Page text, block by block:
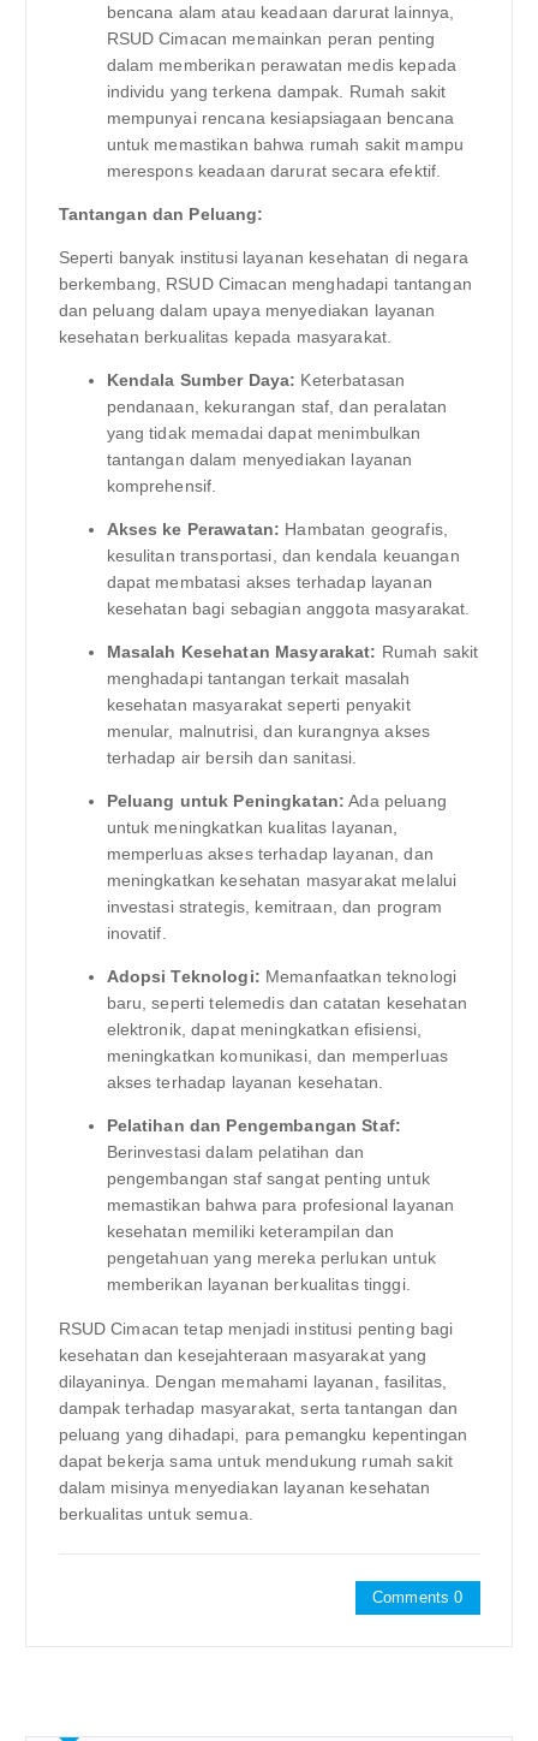
bencana alam atau keadaan darurat lainnya,
RSUD Cimacan memainkan peran penting
dalam memberikan perawatan medis kepada
individu yang terkena dampak. Rumah sakit
mempunyai rencana kesiapsiagaan bencana
untuk memastikan bahwa rumah sakit mampu
merespons keadaan darurat secara efektif.
Tantangan dan Peluang:
Seperti banyak institusi layanan kesehatan di negara
berkembang, RSUD Cimacan menghadapi tantangan
dan peluang dalam upaya menyediakan layanan
kesehatan berkualitas kepada masyarakat.
Kendala Sumber Daya: Keterbatasan
pendanaan, kekurangan staf, dan peralatan
yang tidak memadai dapat menimbulkan
tantangan dalam menyediakan layanan
komprehensif.
Akses ke Perawatan: Hambatan geografis,
kesulitan transportasi, dan kendala keuangan
dapat membatasi akses terhadap layanan
kesehatan bagi sebagian anggota masyarakat.
Masalah Kesehatan Masyarakat: Rumah sakit
menghadapi tantangan terkait masalah
kesehatan masyarakat seperti penyakit
menular, malnutrisi, dan kurangnya akses
terhadap air bersih dan sanitasi.
Peluang untuk Peningkatan: Ada peluang
untuk meningkatkan kualitas layanan,
memperluas akses terhadap layanan, dan
meningkatkan kesehatan masyarakat melalui
investasi strategis, kemitraan, dan program
inovatif.
Adopsi Teknologi: Memanfaatkan teknologi
baru, seperti telemedis dan catatan kesehatan
elektronik, dapat meningkatkan efisiensi,
meningkatkan komunikasi, dan memperluas
akses terhadap layanan kesehatan.
Pelatihan dan Pengembangan Staf:
Berinvestasi dalam pelatihan dan
pengembangan staf sangat penting untuk
memastikan bahwa para profesional layanan
kesehatan memiliki keterampilan dan
pengetahuan yang mereka perlukan untuk
memberikan layanan berkualitas tinggi.
RSUD Cimacan tetap menjadi institusi penting bagi
kesehatan dan kesejahteraan masyarakat yang
dilayaninya. Dengan memahami layanan, fasilitas,
dampak terhadap masyarakat, serta tantangan dan
peluang yang dihadapi, para pemangku kepentingan
dapat bekerja sama untuk mendukung rumah sakit
dalam misinya menyediakan layanan kesehatan
berkualitas untuk semua.
Comments 0